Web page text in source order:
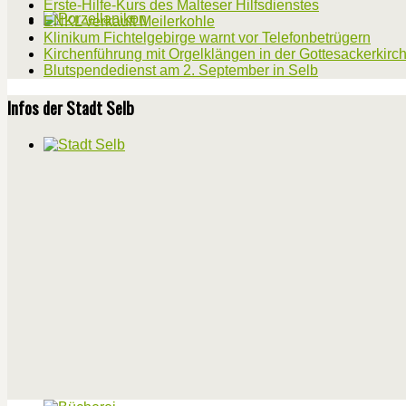
Erste-Hilfe-Kurs des Malteser Hilfsdienstes
ENKL verkauft Meilerkohle
Klinikum Fichtelgebirge warnt vor Telefonbetrügern
Kirchenführung mit Orgelklängen in der
Blutspendedienst am 2. September in Selb
Infos der Stadt Selb